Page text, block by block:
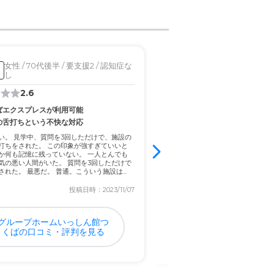
女性 / 70代後半 / 要支援2 / 認知症な
し
2.6
エクスプレスが利用可能
舌打ちという不快な対応
。 見学中、質問を3回しただけで、施設の
ちをされた。 この印象が強すぎていいと
何も記憶に残っていない。 一人とんでも
の悪い人間がいた。 質問を3回しただけで
れた。 最悪だ。 普通。こういう施設は...
投稿日時：2023/11/07
ループホームいっしん館つ
くばの口コミ・評判を見る